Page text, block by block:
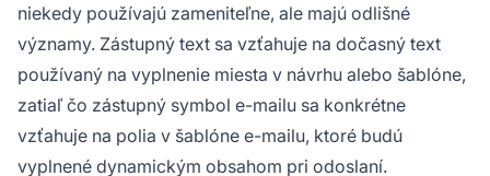
niekedy používajú zameniteľne, ale majú odlišné
významy. Zástupný text sa vzťahuje na dočasný text
používaný na vyplnenie miesta v návrhu alebo šablóne,
zatiaľ čo zástupný symbol e-mailu sa konkrétne
vzťahuje na polia v šablóne e-mailu, ktoré budú
vyplnené dynamickým obsahom pri odoslaní.